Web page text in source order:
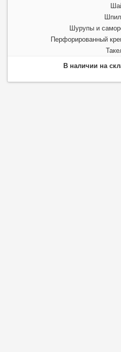
Шурупы и
Перфорированный
В наличии на